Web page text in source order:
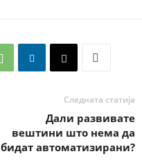
Следната статија
Дали развивате
вештини што нема да
бидат автоматизирани?